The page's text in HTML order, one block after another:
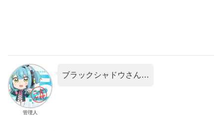
管理人
ブラックシャドウさん…